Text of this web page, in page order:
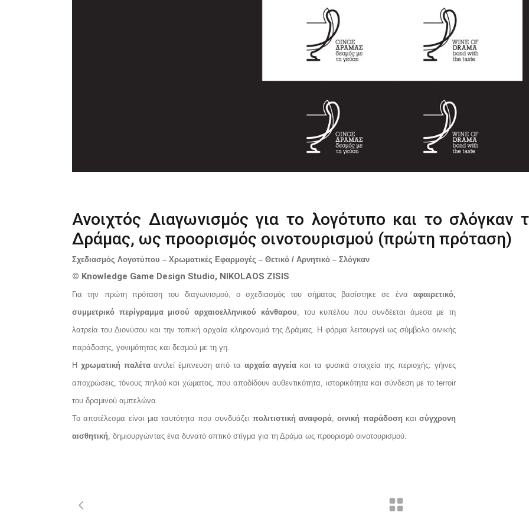
Ανοιχτός Διαγωνισμός για το λογότυπο και το σλόγκαν
Δράμας, ως προορισμός οινοτουρισμού (πρώτη πρόταση)
Σχεδιασμός Λογοτύπου – Χρωματικές Εφαρμογές – Θετικό / Αρνητικό – Σλόγκαν
© Knowledge Game Design Studio, NIKOLAOS ZISIS
Για την πρώτη πρόταση του διαγωνισμού, ο σχεδιασμός του σήματος βασίστηκε σε ένα αφαιρετικό,
συμμετρικό περίγραμμα μισού αρχαιοελληνικού κάνθαρου, του κυπέλου που συνδέεται άμεσα με τη
λατρεία του Διονύσου και την τοπική αρχαία κληρονομιά της Δράμας. Η φόρμα λειτουργεί ως σύμβολο οινικής
παράδοσης, γονιμότητας και δεσμού με τη γη.
Η χρωματική παλέτααντλεί έμπνευση από τα αρχαία αγγεία και τα φυσικά στοιχεία της περιοχής: γήινες
αποχρώσεις, τόνους πηλού και χώματος, που αποδίδουν αυθεντικότητα, ιστορικότητα και σύνδεση με το terroir
του δραμινού αμπελώνα.
Το αποτέλεσμα είναι μια ταυτότητα που συνδυάζει πολιτιστική αναφορά,οινική παράδοση και σύγχρονη
αισθητική, δημιουργώντας ένα δυνατό οπτικό στίγμα για τη Δράμα ως προορισμό οινοτουρισμού.